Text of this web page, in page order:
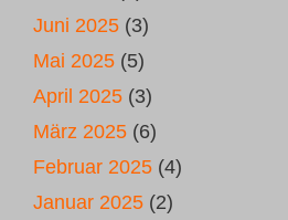
Juni 2025 (3)
Mai 2025 (5)
April 2025 (3)
März 2025 (6)
Februar 2025 (4)
Januar 2025 (2)